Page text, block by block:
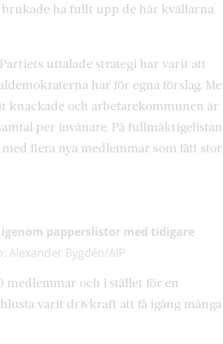
ha fullt upp de här kvällarna
uttalade strategi har varit att
har för egna förslag.
knackade och arbetarekommunen är
per invånare. På fullmäktigelistan
flera nya medlemmar som fått
papperslistor med tidigare
Alexander Bygdén/AIP
och i stället för en
varit drivkraft att få igång många